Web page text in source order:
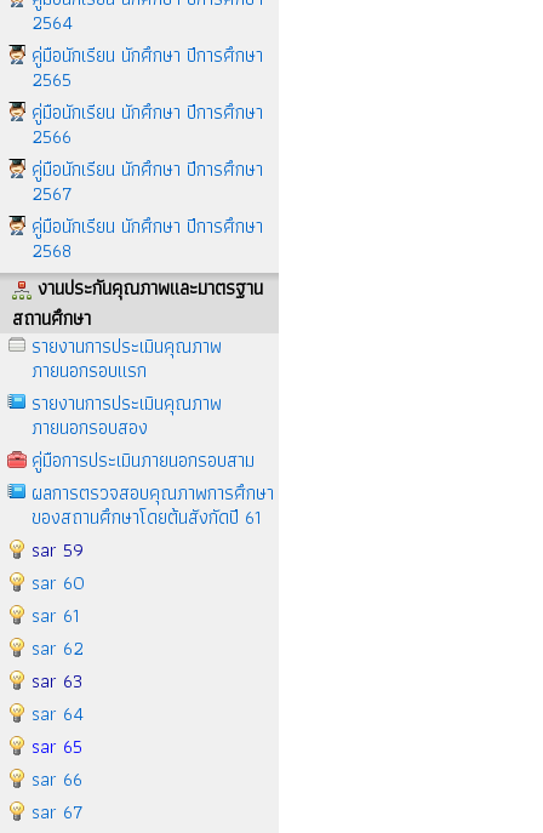
2564
คู่มือนักเรียน นักศึกษา ปีการศึกษา
2565
คู่มือนักเรียน นักศึกษา ปีการศึกษา
2566
คู่มือนักเรียน นักศึกษา ปีการศึกษา
2567
คู่มือนักเรียน นักศึกษา ปีการศึกษา
2568
งานประกันคุณภาพและมาตรฐาน
สถานศึกษา
รายงานการประเมินคุณภาพ
ภายนอกรอบแรก
รายงานการประเมินคุณภาพ
ภายนอกรอบสอง
คู่มือการประเมินภายนอกรอบสาม
ผลการตรวจสอบคุณภาพการศึกษา
ของสถานศึกษาโดยต้นสังกัดปี 61
sar 59
sar 60
sar 61
sar 62
sar 63
sar 64
sar 65
sar 66
sar 67